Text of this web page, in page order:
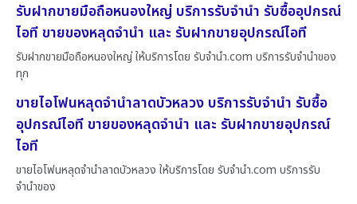
รับฝากขายมือถือหนองใหญ่ บริการรับจำนำ รับซื้ออุปกรณ์
ไอที ขายของหลุดจำนำ และ รับฝากขายอุปกรณ์ไอที
รับฝากขายมือถือหนองใหญ่ ให้บริการโดย รับจํานํา.com บริการรับจำนำของ
ทุก
ขายไอโฟนหลุดจำนำลาดบัวหลวง บริการรับจำนำ รับซื้อ
อุปกรณ์ไอที ขายของหลุดจำนำ และ รับฝากขายอุปกรณ์
ไอที
ขายไอโฟนหลุดจำนำลาดบัวหลวง ให้บริการโดย รับจํานํา.com บริการรับ
จำนำของ